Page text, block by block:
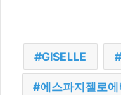
GISELLE
에스파지젤로에